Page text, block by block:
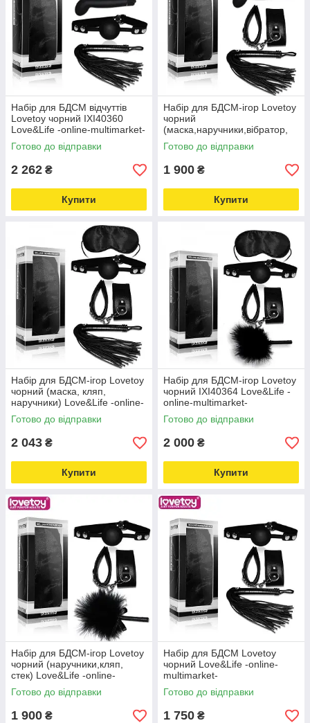
Набір для БДСМ відчуттів
Lovetoy чорний IXI40360
Love&Life -online-multimarket-
Готово до відправки
2 262 ₴
Купити
Набір для БДСМ-ігор Lovetoy
чорний
(маска,наручники,вібратор,
батіг) Love&Life -online-
multimarket-
Готово до відправки
1 900 ₴
Купити
Набір для БДСМ-ігор Lovetoy
чорний (маска, кляп,
наручники) Love&Life -online-
multimarket-
Готово до відправки
2 043 ₴
Купити
Набір для БДСМ-ігор Lovetoy
чорний IXI40364 Love&Life -
online-multimarket-
Готово до відправки
2 000 ₴
Купити
Набір для БДСМ-ігор Lovetoy
чорний (наручники,кляп,
стек) Love&Life -online-
multimarket-
Готово до відправки
1 900 ₴
Набір для БДСМ Lovetoy
чорний Love&Life -online-
multimarket-
Готово до відправки
1 750 ₴